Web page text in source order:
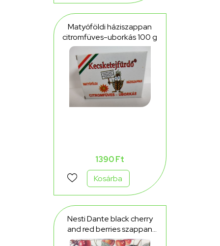
Matyóföldi háziszappan
citromfüves-uborkás 100 g
1390 Ft
Kosárba
Nesti Dante black cherry
and red berries szappan
250 g